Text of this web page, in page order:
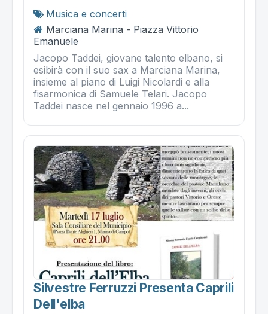
Musica e concerti
Marciana Marina - Piazza Vittorio
Emanuele
Jacopo Taddei, giovane talento elbano, si
esibirà con il suo sax a Marciana Marina,
insieme al piano di Luigi Nicolardi e alla
fisarmonica di Samuele Telari. Jacopo
Taddei nasce nel gennaio 1996 a...
Silvestre Ferruzzi Presenta Caprili
Dell'elba